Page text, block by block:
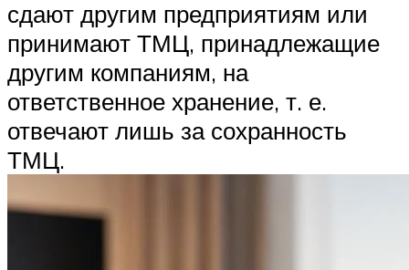
сдают другим предприятиям или
принимают ТМЦ, принадлежащие
другим компаниям, на
ответственное хранение, т. е.
отвечают лишь за сохранность
ТМЦ.